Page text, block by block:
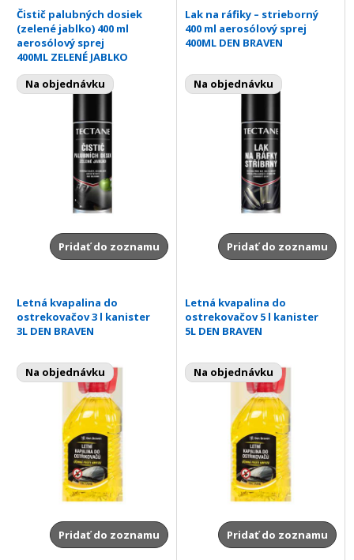
Čistič palubných dosiek
(zelené jablko) 400 ml
aerosólový sprej
400ML ZELENÉ JABLKO
Na objednávku
Pridať do zoznamu
Lak na ráfiky – strieborný
400 ml aerosólový sprej
400ML DEN BRAVEN
Na objednávku
Pridať do zoznamu
Letná kvapalina do
ostrekovačov 3 l kanister
3L DEN BRAVEN
Na objednávku
Pridať do zoznamu
Letná kvapalina do
ostrekovačov 5 l kanister
5L DEN BRAVEN
Na objednávku
Pridať do zoznamu